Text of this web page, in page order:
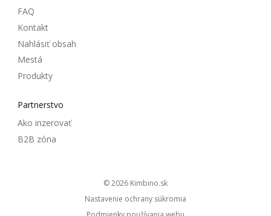
FAQ
Kontakt
Nahlásiť obsah
Mestá
Produkty
Partnerstvo
Ako inzerovať
B2B zóna
© 2026
kimbino.sk
Nastavenie ochrany súkromia